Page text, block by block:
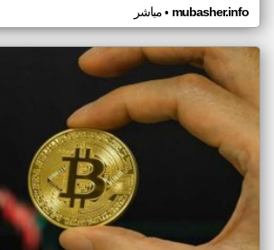
مباشر• mubasher.info